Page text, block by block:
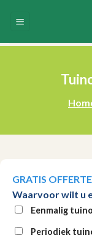
GRATIS
Waarvoor wilt u
Eenmalig
Periodiek